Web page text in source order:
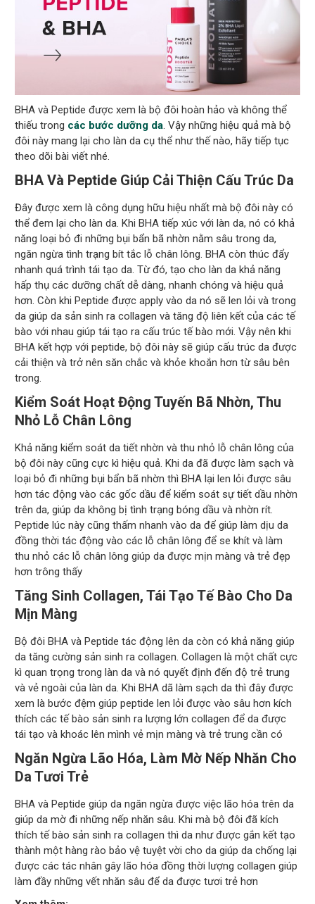
BHA và Peptide được xem là bộ đôi hoàn hảo và không thể
thiếu trong các bước dưỡng da. Vậy những hiệu quả mà bộ
đôi này mang lại cho làn da cụ thể như thế nào, hãy tiếp tục
theo dõi bài viết nhé.
BHA Và Peptide Giúp Cải Thiện Cấu Trúc Da
Đây được xem là công dụng hữu hiệu nhất mà bộ đôi này có
thể đem lại cho làn da. Khi BHA tiếp xúc với làn da, nó có khả
năng loại bỏ đi những bụi bẩn bã nhờn nằm sâu trong da,
ngăn ngừa tình trạng bít tắc lỗ chân lông. BHA còn thúc đẩy
nhanh quá trình tái tạo da. Từ đó, tạo cho làn da khả năng
hấp thụ các dưỡng chất dễ dàng, nhanh chóng và hiệu quả
hơn. Còn khi Peptide được apply vào da nó sẽ len lỏi và trong
da giúp da sản sinh ra collagen và tăng độ liên kết của các tế
bào với nhau giúp tái tạo ra cấu trúc tế bào mới. Vậy nên khi
BHA kết hợp với peptide, bộ đôi này sẽ giúp cấu trúc da được
cải thiện và trở nên săn chắc và khỏe khoắn hơn từ sâu bên
trong.
Kiểm Soát Hoạt Động Tuyến Bã Nhờn, Thu
Nhỏ Lỗ Chân Lông
Khả năng kiểm soát da tiết nhờn và thu nhỏ lỗ chân lông của
bộ đôi này cũng cực kì hiệu quả. Khi da đã được làm sạch và
loại bỏ đi những bụi bẩn bã nhờn thì BHA lại len lỏi được sâu
hơn tác động vào các gốc dầu để kiểm soát sự tiết dầu nhờn
trên da, giúp da không bị tình trạng bóng dầu và nhờn rít.
Peptide lúc này cũng thấm nhanh vào da để giúp làm dịu da
đồng thời tác động vào các lỗ chân lông để se khít và làm
thu nhỏ các lỗ chân lông giúp da được mịn màng và trẻ đẹp
hơn trông thấy
Tăng Sinh Collagen, Tái Tạo Tế Bào Cho Da
Mịn Màng
Bộ đôi BHA và Peptide tác động lên da còn có khả năng giúp
da tăng cường sản sinh ra collagen. Collagen là một chất cực
kì quan trọng trong làn da và nó quyết định đến độ trẻ trung
và vẻ ngoài của làn da. Khi BHA dã làm sạch da thì đây được
xem là bước đệm giúp peptide len lỏi được vào sâu hơn kích
thích các tế bào sản sinh ra lượng lớn collagen để da được
tái tạo và khoác lên mình vẻ mịn màng và trẻ trung cần có
Ngăn Ngừa Lão Hóa, Làm Mờ Nếp Nhăn Cho
Da Tươi Trẻ
BHA và Peptide giúp da ngăn ngừa được việc lão hóa trên da
giúp da mờ đi những nếp nhăn sâu. Khi mà bộ đôi đã kích
thích tế bào sản sinh ra collagen thì da như được gắn kết tạo
thành một hàng rào bảo vệ tuyệt vời cho da giúp da chống lại
được các tác nhân gây lão hóa đồng thời lượng collagen giúp
làm đầy những vết nhăn sâu để da được tươi trẻ hơn